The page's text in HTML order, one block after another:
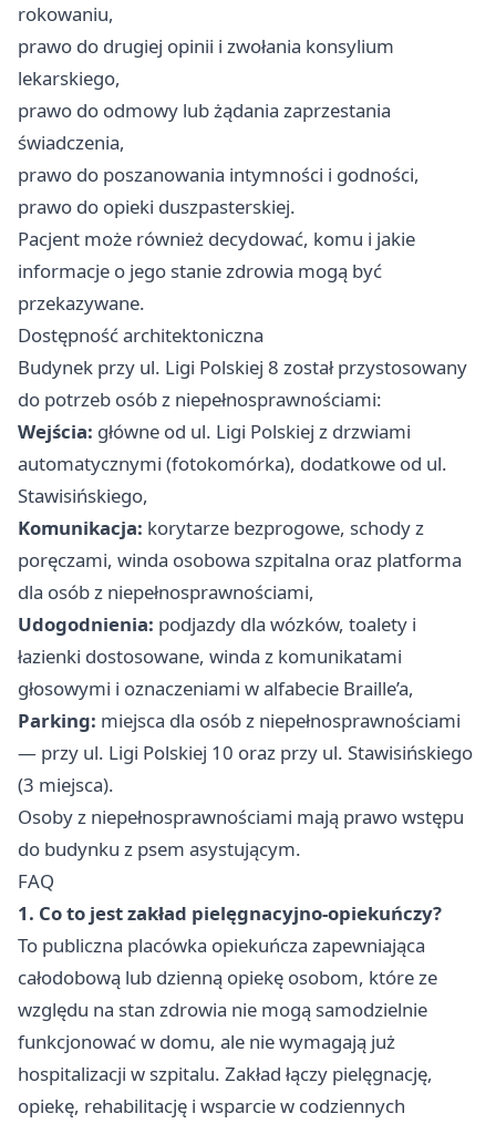
rokowaniu,
prawo do drugiej opinii i zwołania konsylium
lekarskiego,
prawo do odmowy lub żądania zaprzestania
świadczenia,
prawo do poszanowania intymności i godności,
prawo do opieki duszpasterskiej.
Pacjent może również decydować, komu i jakie
informacje o jego stanie zdrowia mogą być
przekazywane.
Dostępność architektoniczna
Budynek przy ul. Ligi Polskiej 8 został przystosowany
do potrzeb osób z niepełnosprawnościami:
Wejścia: główne od ul. Ligi Polskiej z drzwiami
automatycznymi (fotokomórka), dodatkowe od ul.
Stawisińskiego,
Komunikacja: korytarze bezprogowe, schody z
poręczami, winda osobowa szpitalna oraz platforma
dla osób z niepełnosprawnościami,
Udogodnienia: podjazdy dla wózków, toalety i
łazienki dostosowane, winda z komunikatami
głosowymi i oznaczeniami w alfabecie Braille’a,
Parking: miejsca dla osób z niepełnosprawnościami
— przy ul. Ligi Polskiej 10 oraz przy ul. Stawisińskiego
(3 miejsca).
Osoby z niepełnosprawnościami mają prawo wstępu
do budynku z psem asystującym.
FAQ
1. Co to jest zakład pielęgnacyjno-opiekuńczy?
To publiczna placówka opiekuńcza zapewniająca
całodobową lub dzienną opiekę osobom, które ze
względu na stan zdrowia nie mogą samodzielnie
funkcjonować w domu, ale nie wymagają już
hospitalizacji w szpitalu. Zakład łączy pielęgnację,
opiekę, rehabilitację i wsparcie w codziennych